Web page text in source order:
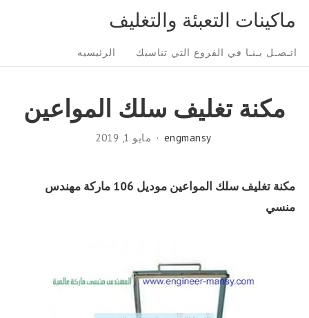
content
ماكينات التعبئة والتغليف
Site
Navigation
اتـصـل بـنـا في الفروع التي تناسبك الرئيسيه
مكنة تغليف سلك المواعين
engmansy مايو 1, 2019
مكنة تغليف سلك المواعين موديل 106 ماركة مهندس
منسي